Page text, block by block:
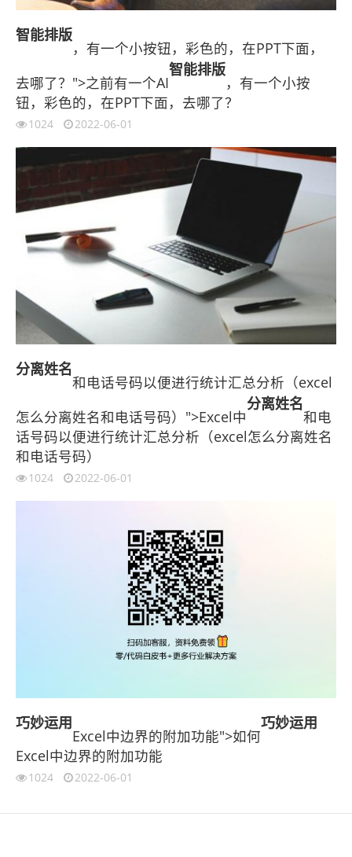
智能排版
，有一个小按钮，彩色的，在PPT下面，
去哪了？">之前有一个AI
智能排版
，有一个小按
钮，彩色的，在PPT下面，去哪了？
1024 2022-06-01
分离姓名
和电话号码以便进行统计汇总分析（excel
怎么分离姓名和电话号码）">Excel中
分离姓名
和电
话号码以便进行统计汇总分析（excel怎么分离姓名
和电话号码）
1024 2022-06-01
巧妙运用
Excel中边界的附加功能">如何
巧妙运用
Excel中边界的附加功能
1024 2022-06-01